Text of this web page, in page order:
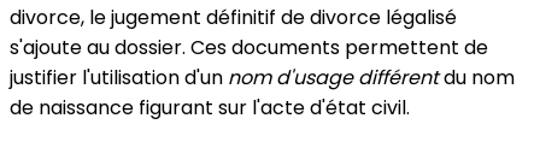
divorce, le jugement définitif de divorce légalisé
s'ajoute au dossier. Ces documents permettent de
justifier l'utilisation d'un nom d'usage différentdu nom
de naissance figurant sur l'acte d'état civil.